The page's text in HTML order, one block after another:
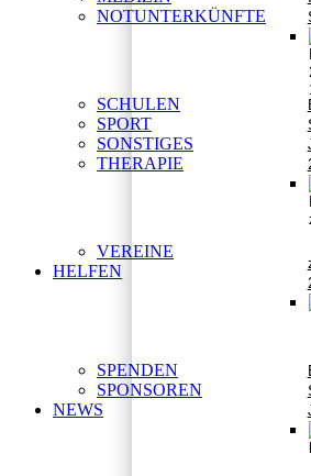
NOTUNTERKÜNFTE
SCHULEN
SPORT
SONSTIGES
THERAPIE
VEREINE
HELFEN
SPENDEN
SPONSOREN
NEWS